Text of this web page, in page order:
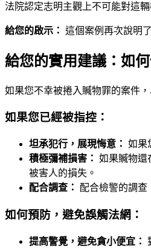
法院認定志明主觀上不可能對這
給您的啟示： 這個案例再次說明
給您的實用建議：如
如果您不幸被捲入贓物罪的案件
如果您已經被指控：
坦承犯行，展現悔意： 如果
積極彌補損害： 如果贓物還
被害人的損失。
配合調查：
配合檢警的調查
如何預防，避免誤觸法網：
提高警覺，避免貪小便宜：